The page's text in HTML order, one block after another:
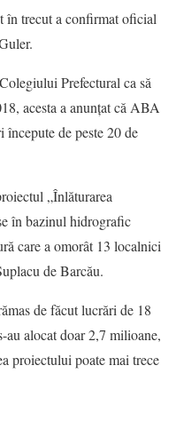
în trecut a confirmat oficial
Prefectural ca să
acesta a anunţat că ABA
de peste 20 de
„Înlăturarea
în bazinul hidrografic
care a omorât 13 localnici
de Barcău.
de făcut lucrări de 18
au alocat doar 2,7 milioane,
proiectului poate mai trece